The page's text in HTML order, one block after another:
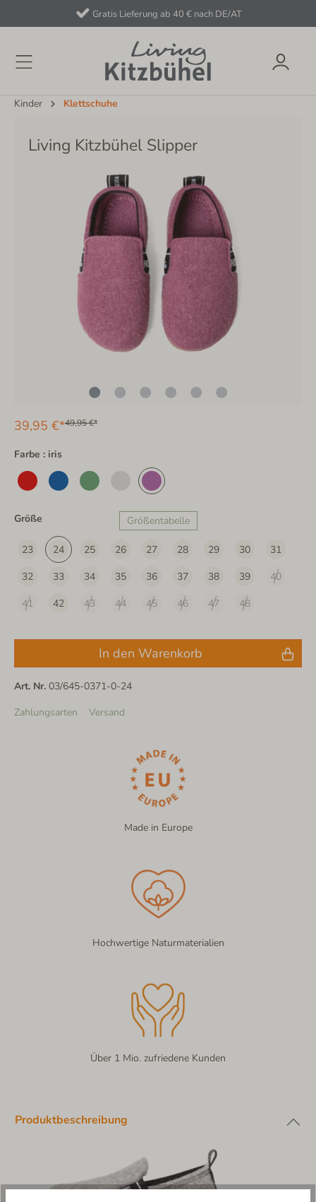
Gratis Lieferung ab 40 € nach DE/AT
Kinder Klettschuhe
Living Kitzbühel Slipper
39,95 €*49,95 €*
Farbe : iris
Größe Größentabelle
23 24 25 26 27 28 29 30
31
32
33 34 35 36 37 38 39
40
41
42 43 44 45 46 47 48
In den Warenkorb
Art. Nr. 03/645-0371-0-24
Zahlungsarten
Versand
Made in Europe
Hochwertige Naturmaterialien
Über 1 Mio. zufriedene Kunden
Produktbeschreibung